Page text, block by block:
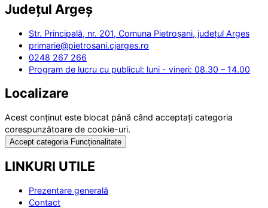
Județul Argeș
Str. Principală, nr. 201, Comuna Pietroșani, județul Arges
primarie@pietrosani.cjarges.ro
0248 267 266
Program de lucru cu publicul: luni - vineri: 08.30 – 14.00
Localizare
Acest conținut este blocat până când acceptați categoria
corespunzătoare de cookie-uri.
Accept categoria Funcționalitate
LINKURI UTILE
Prezentare generală
Contact